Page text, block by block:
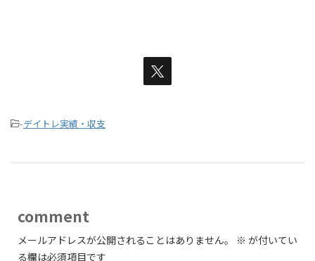
-デイトレ実績・収支
comment
メールアドレスが公開されることはありません。 ※ が付いてい
る欄は必須項目です